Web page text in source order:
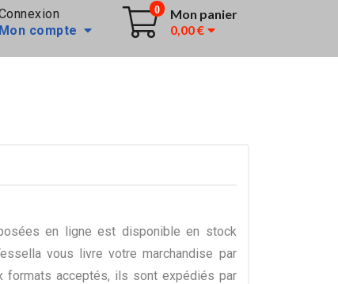
Mon compte
0
Mon panier
0,00 €
en ligne est disponible en stock
vous livre votre marchandise par
formats acceptés, ils sont expédiés par